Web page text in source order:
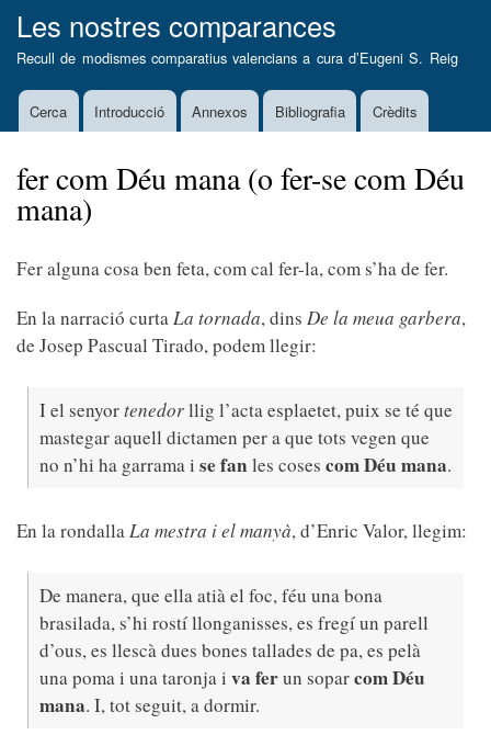
al
contingut
Les nostres comparances
Recull de modismes comparatius valencians a cura d’Eugeni S. Reig
MainCerca Introducció Annexos Bibliografia Crèdits
fer com Déu mana (o fer-se com Déu
mana)
Fer alguna cosa ben feta, com cal fer-la, com s’ha de fer.
En la narració curtaLa tornada, dins De la meua garbera,
de Josep Pascual Tirado, podem llegir:
I el senyortenedorllig l’acta esplaetet, puix se té que
mastegar aquell dictamen per a que tots vegen que
no n’hi ha garrama i se fan les coses com Déu mana.
En la rondallaLa mestra i el manyà, d’Enric Valor, llegim:
De manera, que ella atià el foc, féu una bona
brasilada, s’hi rostí llonganisses, es fregí un parell
d’ous, es llescà dues bones tallades de pa, es pelà
una poma i una taronja i va ferun soparcom Déu
mana. I, tot seguit, a dormir.